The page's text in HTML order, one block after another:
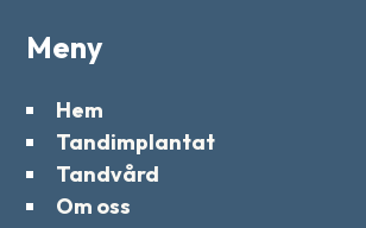
Meny
Hem
Tandimplantat
Tandvård
Om oss